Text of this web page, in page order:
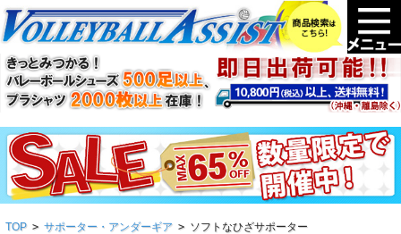
TOP > サポーター・アンダーギア > ソフトなひざサポーター